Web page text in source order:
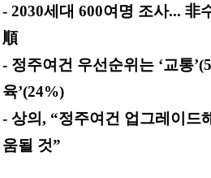
- 2030세대 600여명 조사... 非
順
- 정주여건 우선순위는 ‘교통
육’(24%)
- 상의, “정주여건 업그레이드
움될 것”